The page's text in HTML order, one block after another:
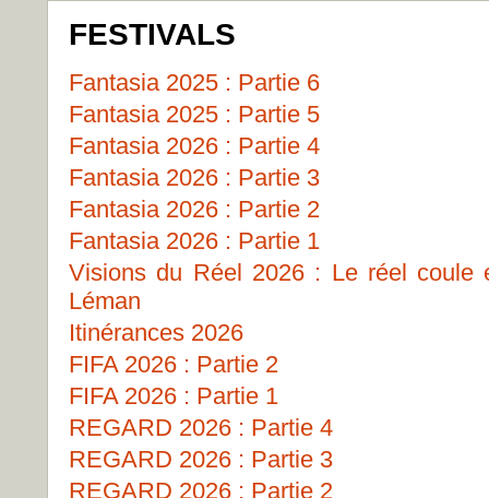
FESTIVALS
Fantasia 2025 : Partie 6
Fantasia 2025 : Partie 5
Fantasia 2026 : Partie 4
Fantasia 2026 : Partie 3
Fantasia 2026 : Partie 2
Fantasia 2026 : Partie 1
Visions du Réel 2026 : Le réel coule
Léman
Itinérances 2026
FIFA 2026 : Partie 2
FIFA 2026 : Partie 1
REGARD 2026 : Partie 4
REGARD 2026 : Partie 3
REGARD 2026 : Partie 2